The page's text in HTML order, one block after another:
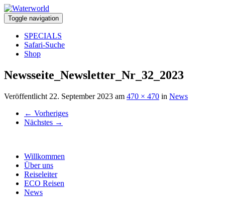
Toggle navigation
SPECIALS
Safari-Suche
Shop
Newsseite_Newsletter_Nr_32_2023
Veröffentlicht 22. September 2023 am 470 × 470 in News
← Vorheriges
Nächstes →
Willkommen
Über uns
Reiseleiter
ECO Reisen
News